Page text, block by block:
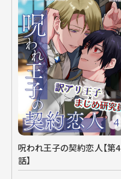
呪われ王子の契約恋人【第4
話】